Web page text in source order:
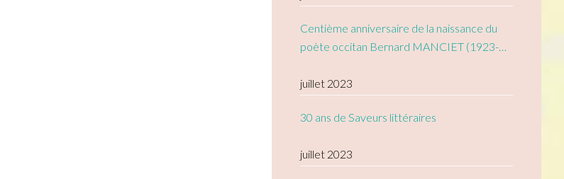
Centième anniversaire de la naissance du
poète occitan Bernard MANCIET (1923-
juillet 2023
30 ans de Saveurs littéraires
juillet 2023